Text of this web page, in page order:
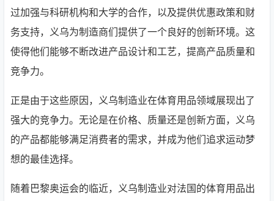
过加强与科研机构和大学的合作，以及提供优惠政策和财
务支持，义乌为制造商们提供了一个良好的创新环境。这
使得他们能够不断改进产品设计和工艺，提高产品质量和
竞争力。
正是由于这些原因，义乌制造业在体育用品领域展现出了
强大的竞争力。无论是在价格、质量还是创新方面，义乌
的产品都能够满足消费者的需求，并成为他们追求运动梦
想的最佳选择。
随着巴黎奥运会的临近，义乌制造业对法国的体育用品出